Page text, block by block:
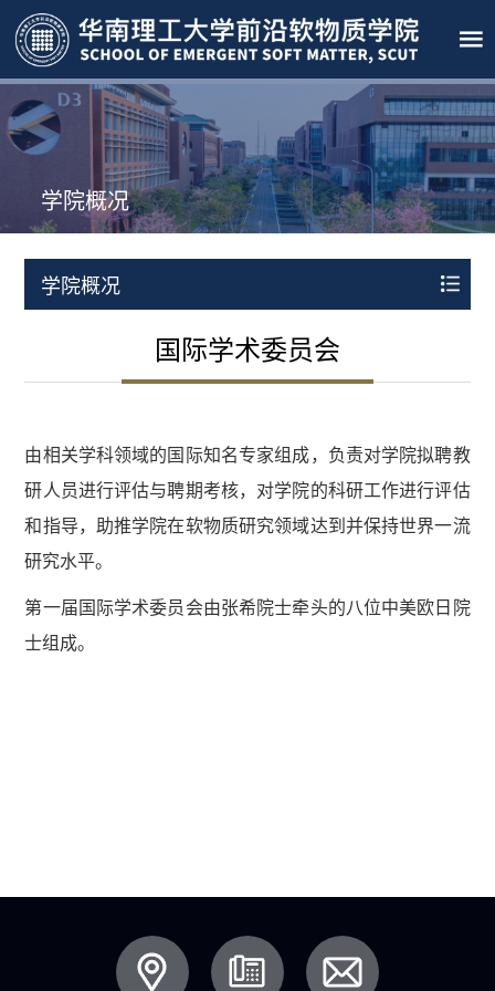
学院概况
学院概况
国际学术委员会
由相关学科领域的国际知名专家组成，负责对学院拟聘教
研人员进行评估与聘期考核，对学院的科研工作进行评估
和指导，助推学院在软物质研究领域达到并保持世界一流
研究水平。
第一届国际学术委员会由张希院士牵头的八位中美欧日院
士组成。